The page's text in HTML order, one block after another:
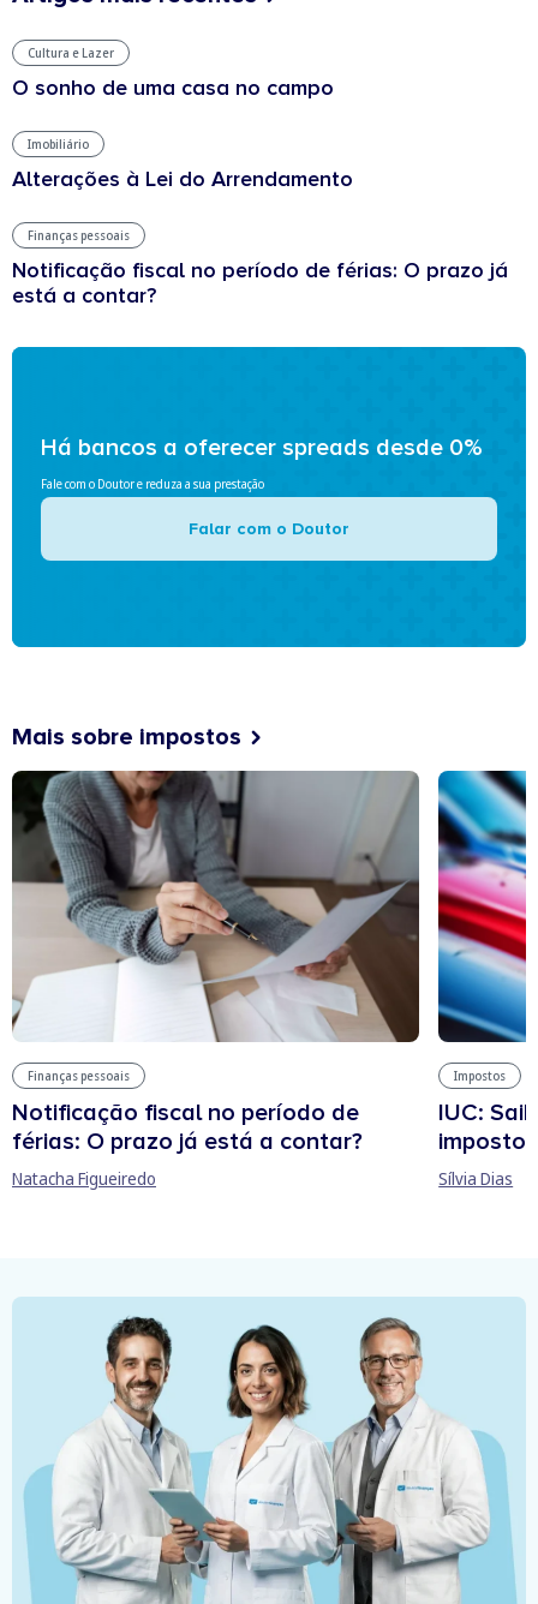
Cultura e Lazer
O sonho de uma casa no campo
Imobiliário
Alterações à Lei do Arrendamento
Finanças pessoais
Notificação fiscal no período de férias: O prazo já
está a contar?
Há bancos a oferecer spreads desde 0%
Fale com o Doutor e reduza a sua prestação
Falar com o Doutor
Mais sobre impostos
Finanças pessoais
Notificação fiscal no período de
férias: O prazo já está a contar?
Natacha Figueiredo
Impostos
IUC:
imposto
Sílvia Dias